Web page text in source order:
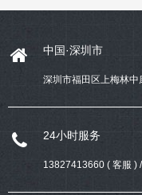
中国·深圳市
深圳市福田区上梅林
24小时服务
13827413660 ( 客服 )